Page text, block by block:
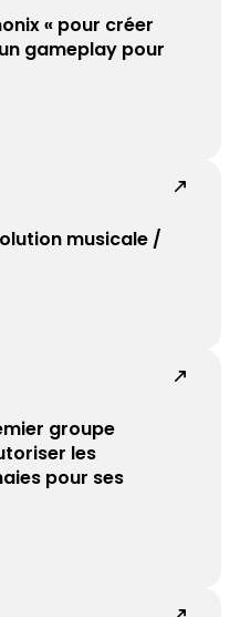
« pour créer
gameplay pour
musicale /
groupe
les
pour ses